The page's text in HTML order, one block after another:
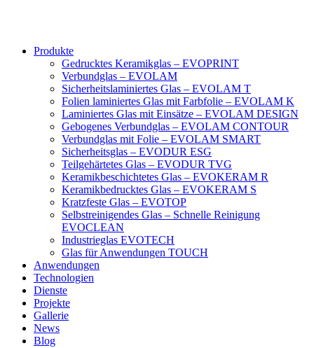
Produkte
Gedrucktes Keramikglas – EVOPRINT
Verbundglas – EVOLAM
Sicherheitslaminiertes Glas – EVOLAM T
Folien laminiertes Glas mit Farbfolie – EVOLAM K
Laminiertes Glas mit Einsätze – EVOLAM DESIGN
Gebogenes Verbundglas – EVOLAM CONTOUR
Verbundglas mit Folie – EVOLAM SMART
Sicherheitsglas – EVODUR ESG
Teilgehärtetes Glas – EVODUR TVG
Keramikbeschichtetes Glas – EVOKERAM R
Keramikbedrucktes Glas – EVOKERAM S
Kratzfeste Glas – EVOTOP
Selbstreinigendes Glas – Schnelle Reinigung
EVOCLEAN
Industrieglas EVOTECH
Glas für Anwendungen TOUCH
Anwendungen
Technologien
Dienste
Projekte
Gallerie
News
Blog